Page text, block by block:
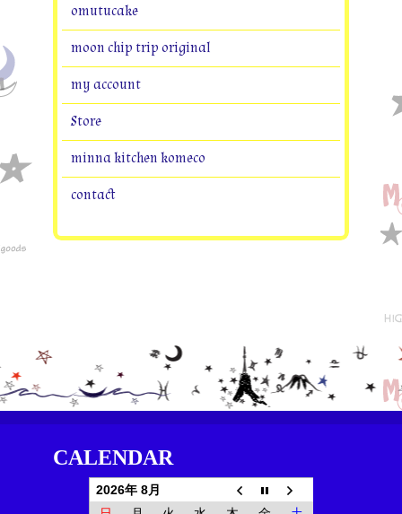
omutucake
moon chip trip original
my account
Store
minna kitchen komeco
contact
CALENDAR
2026年 8月